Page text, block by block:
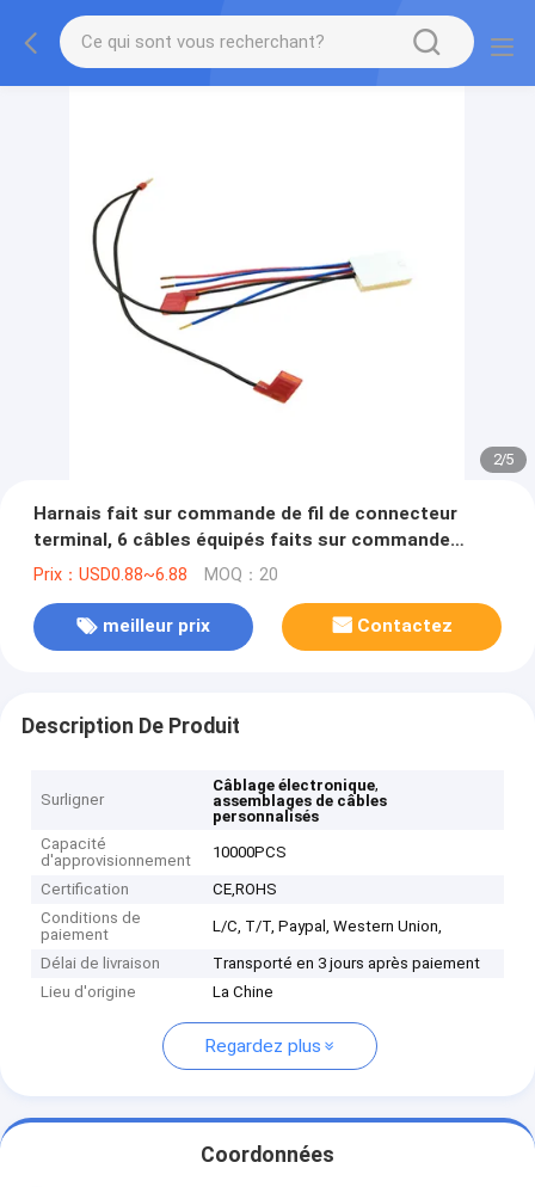
2/5
Harnais fait sur commande de fil de connecteur
terminal, 6 câbles équipés faits sur commande
électroniques de Pin
Prix：USD0.88~6.88 MOQ：20
meilleur prix Contactez
Description De Produit
Surligner
Câblage électronique,
assemblages de câbles
personnalisés
Capacité
d'approvisionnement
10000PCS
Certification
CE,ROHS
Conditions de
paiement
L/C, T/T, Paypal, Western Union,
Délai de livraison
Transporté en 3 jours après paiement
Lieu d'origine
La Chine
Regardez plus
Coordonnées